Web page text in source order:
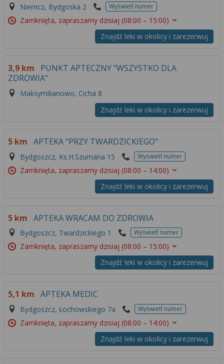
Niemcz, Bydgoska 2 Wyświetl numer
Zamknięta, zapraszamy dzisiaj (08:00 – 15:00)
Znajdź leki w okolicy i zarezerwuj
3,9 km
PUNKT APTECZNY "WSZYSTKO DLA
ZDROWIA"
Maksymilianowo, Cicha 8
Znajdź leki w okolicy i zarezerwuj
5 km APTEKA "PRZY TWARDZICKIEGO"
Bydgoszcz, Ks.H.Szumana 15 Wyświetl numer
Zamknięta, zapraszamy dzisiaj (08:00 – 14:00)
Znajdź leki w okolicy i zarezerwuj
5 km APTEKA WRACAM DO ZDROWIA
Bydgoszcz, Twardzickiego 1 Wyświetl numer
Zamknięta, zapraszamy dzisiaj (08:00 – 15:00)
Znajdź leki w okolicy i zarezerwuj
5,1 km APTEKA MEDIC
Bydgoszcz, Łochowskiego 7a Wyświetl numer
Zamknięta, zapraszamy dzisiaj (08:00 – 14:00)
Znajdź leki w okolicy i zarezerwuj